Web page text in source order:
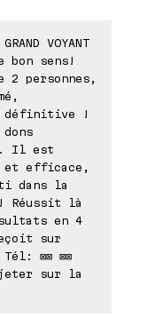
GRAND VOYANT
bon sens!
personnes,
définitive !
dons
Il est
et efficace,
dans la
Réussit là
en 4
sur
⊠⊠ ⊠⊠
jeter sur la